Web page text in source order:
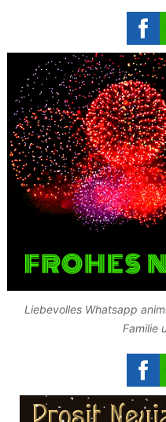
Liebevolles Whatsapp
Familie